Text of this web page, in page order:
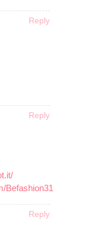
Reply
Reply
Befashion31
Reply